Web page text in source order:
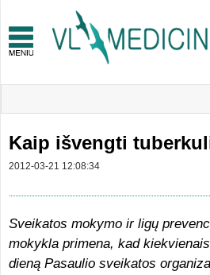
Kaip išvengti
2012-03-21 12:08:34
Sveikatos mokymo ir ligų
mokykla primena, kad
dieną Pasaulio sveikatos